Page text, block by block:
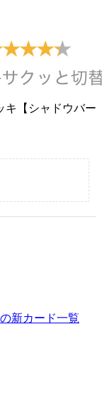
キ【シャドウバー
新カード一覧